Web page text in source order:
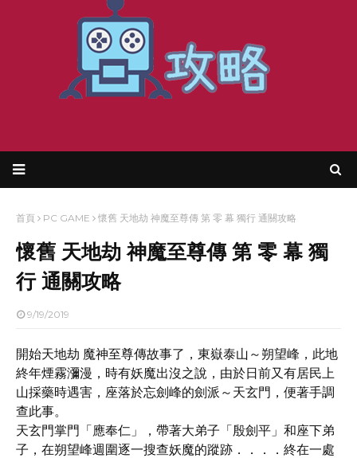
首頁 PC GAME 懷舊 天地劫 神魔至尊傳 第 零 幕 獨行 通關攻略
懷舊 天地劫 神魔至尊傳 第 零 幕 獨
行 通關攻略
9/19/2019
開始天地劫 魔神至尊傳故事了，東嶽泰山～朔望峰，此地
終年煙霧瀰漫，時有妖魔出沒之說，由於日前又有居民上
山採藥時遇害，座落於忘劍峰的劍派～天玄門，便著手調
查此事。
天玄門掌門「應奉仁」，帶著大弟子「殷劍平」和座下弟
子，在朔望峰週圍逐一搜查妖魔的蹤跡．．．．終在一處